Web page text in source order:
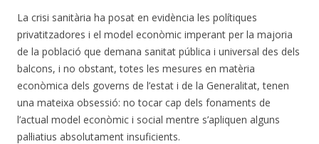
La crisi sanitària ha posat en evidència les polítiques
privatitzadores i el model econòmic imperant per la majoria
de la població que demana sanitat pública i universal des dels
balcons, i no obstant, totes les mesures en matèria
econòmica dels governs de l’estat i de la Generalitat, tenen
una mateixa obsessió: no tocar cap dels fonaments de
l’actual model econòmic i social mentre s’apliquen alguns
pal·liatius absolutament insuficients.